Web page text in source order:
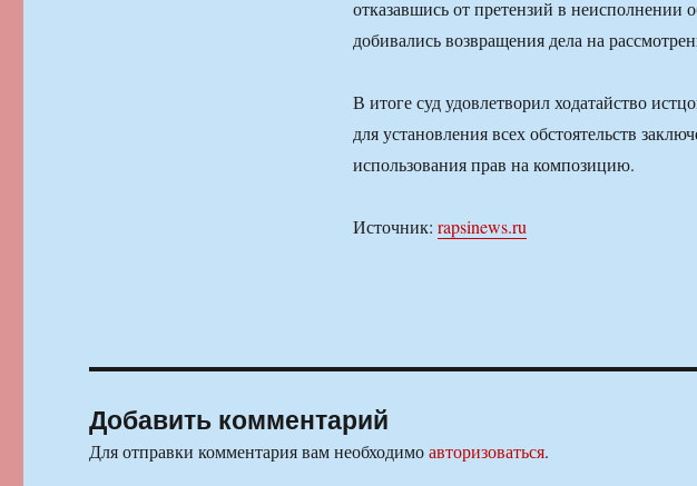
отказавшись от претензий в неисполнении
добивались возвращения дела на
В итоге суд удовлетворил ходатайство
для установления всех обстоятельств
использования прав на композицию.
Источник: rapsinews.ru
Добавить комментарий
Для отправки комментария вам необходимоавторизоваться.